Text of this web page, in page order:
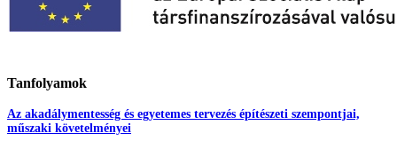
Tanfolyamok
Az akadálymentesség és egyetemes tervezés építészeti szempontjai,
műszaki követelményei